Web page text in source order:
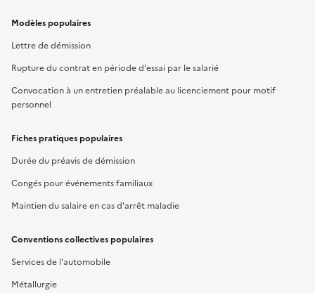
Modèles populaires
Lettre de démission
Rupture du contrat en période d'essai par le salarié
Convocation à un entretien préalable au licenciement pour motif
personnel
Fiches pratiques populaires
Durée du préavis de démission
Congés pour événements familiaux
Maintien du salaire en cas d'arrêt maladie
Conventions collectives populaires
Services de l'automobile
Métallurgie